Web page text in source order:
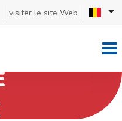
visiter le site Web